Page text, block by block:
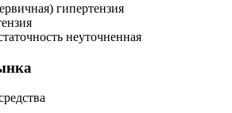
гипертензия
неуточненная